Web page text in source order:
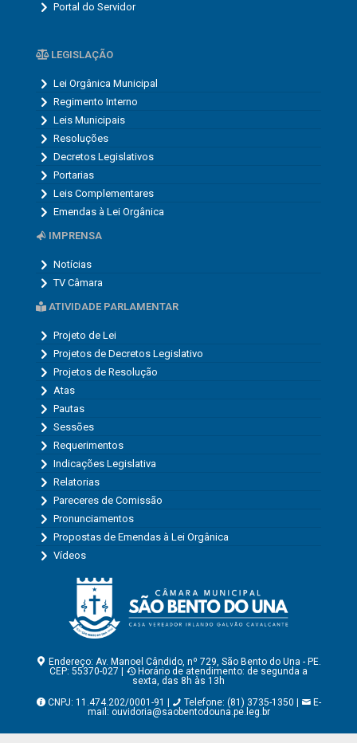
Portal do Servidor
LEGISLAÇÃO
Lei Orgânica Municipal
Regimento Interno
Leis Municipais
Resoluções
Decretos Legislativos
Portarias
Leis Complementares
Emendas à Lei Orgânica
IMPRENSA
Notícias
TV Câmara
ATIVIDADE PARLAMENTAR
Projeto de Lei
Projetos de Decretos Legislativo
Projetos de Resolução
Atas
Pautas
Sessões
Requerimentos
Indicações Legislativa
Relatorias
Pareceres de Comissão
Pronunciamentos
Propostas de Emendas à Lei Orgânica
Vídeos
Endereço: Av. Manoel Cândido, nº 729, São Bento do Una - PE.
CEP: 55370-027 |
Horário de atendimento: de segunda a
sexta, das 8h às 13h
CNPJ: 11.474.202/0001-91 |
Telefone: (81) 3735-1350 |
E-
mail: ouvidoria@saobentodouna.pe.leg.br